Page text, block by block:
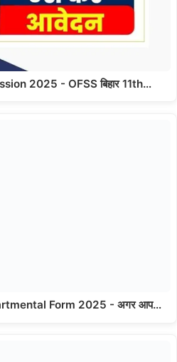
2025 - OFSS बिहार 11th…
Form 2025 - अगर आप…